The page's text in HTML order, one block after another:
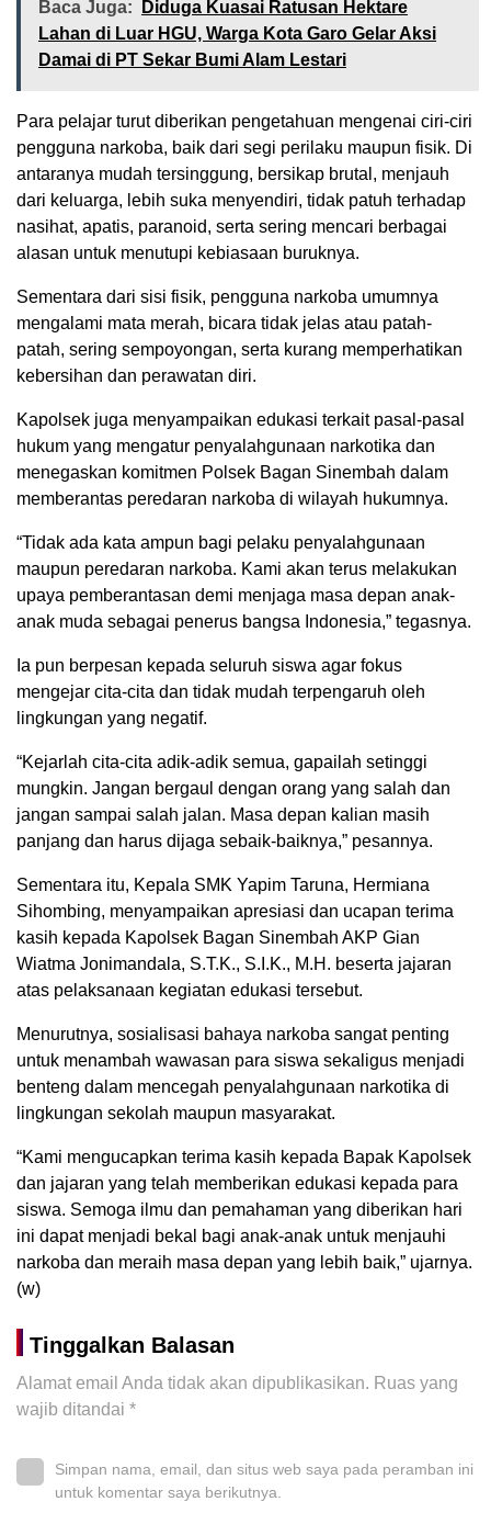
Baca Juga:
Diduga Kuasai Ratusan Hektare
Lahan di Luar HGU, Warga Kota Garo Gelar Aksi
Damai di PT Sekar Bumi Alam Lestari
Para pelajar turut diberikan pengetahuan mengenai ciri-ciri
pengguna narkoba, baik dari segi perilaku maupun fisik. Di
antaranya mudah tersinggung, bersikap brutal, menjauh
dari keluarga, lebih suka menyendiri, tidak patuh terhadap
nasihat, apatis, paranoid, serta sering mencari berbagai
alasan untuk menutupi kebiasaan buruknya.
Sementara dari sisi fisik, pengguna narkoba umumnya
mengalami mata merah, bicara tidak jelas atau patah-
patah, sering sempoyongan, serta kurang memperhatikan
kebersihan dan perawatan diri.
Kapolsek juga menyampaikan edukasi terkait pasal-pasal
hukum yang mengatur penyalahgunaan narkotika dan
menegaskan komitmen Polsek Bagan Sinembah dalam
memberantas peredaran narkoba di wilayah hukumnya.
“Tidak ada kata ampun bagi pelaku penyalahgunaan
maupun peredaran narkoba. Kami akan terus melakukan
upaya pemberantasan demi menjaga masa depan anak-
anak muda sebagai penerus bangsa Indonesia,” tegasnya.
Ia pun berpesan kepada seluruh siswa agar fokus
mengejar cita-cita dan tidak mudah terpengaruh oleh
lingkungan yang negatif.
“Kejarlah cita-cita adik-adik semua, gapailah setinggi
mungkin. Jangan bergaul dengan orang yang salah dan
jangan sampai salah jalan. Masa depan kalian masih
panjang dan harus dijaga sebaik-baiknya,” pesannya.
Sementara itu, Kepala SMK Yapim Taruna, Hermiana
Sihombing, menyampaikan apresiasi dan ucapan terima
kasih kepada Kapolsek Bagan Sinembah AKP Gian
Wiatma Jonimandala, S.T.K., S.I.K., M.H. beserta jajaran
atas pelaksanaan kegiatan edukasi tersebut.
Menurutnya, sosialisasi bahaya narkoba sangat penting
untuk menambah wawasan para siswa sekaligus menjadi
benteng dalam mencegah penyalahgunaan narkotika di
lingkungan sekolah maupun masyarakat.
“Kami mengucapkan terima kasih kepada Bapak Kapolsek
dan jajaran yang telah memberikan edukasi kepada para
siswa. Semoga ilmu dan pemahaman yang diberikan hari
ini dapat menjadi bekal bagi anak-anak untuk menjauhi
narkoba dan meraih masa depan yang lebih baik,” ujarnya.
(w)
Tinggalkan Balasan
Alamat email Anda tidak akan dipublikasikan. Ruas yang
wajib ditandai *
Simpan nama, email, dan situs web saya pada peramban ini
untuk komentar saya berikutnya.